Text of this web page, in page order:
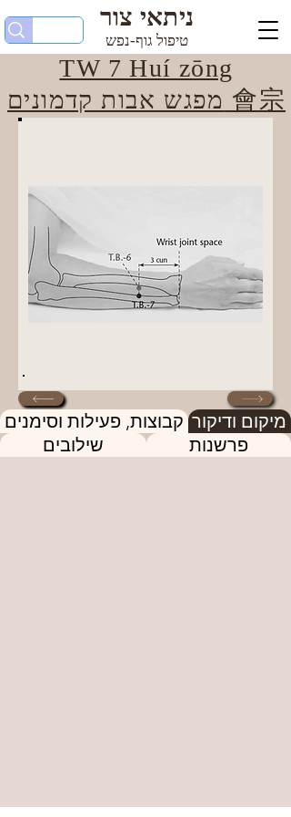
ניתאי צור
טיפול גוף-נפש
TW 7 Huí zōng
מפגש אבות קדמונים 會宗
מיקום ודיקור קבוצות, פעילות וסימנים
פרשנות
שילובים